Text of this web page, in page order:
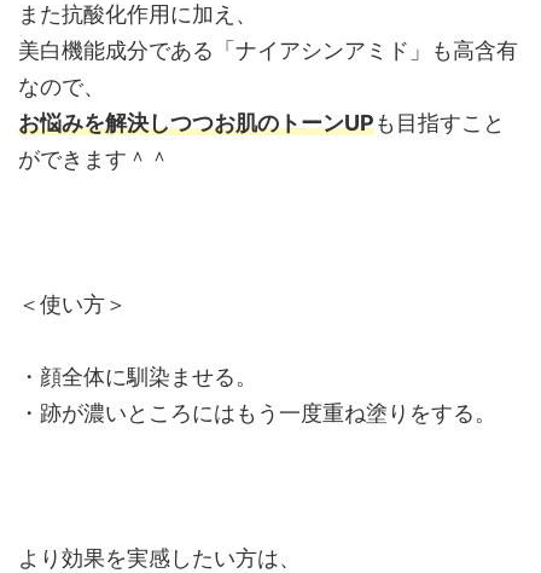
また抗酸化作用に加え、
美白機能成分である「ナイアシンアミド」も高含有
なので、
お悩みを解決しつつお肌のトーンUPも目指すこと
ができます＾＾
＜使い方＞
・顔全体に馴染ませる。
・跡が濃いところにはもう一度重ね塗りをする。
より効果を実感したい方は、